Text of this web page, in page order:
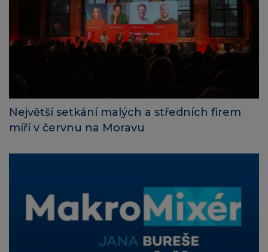
Největší setkání malých a středních firem
míří v červnu na Moravu